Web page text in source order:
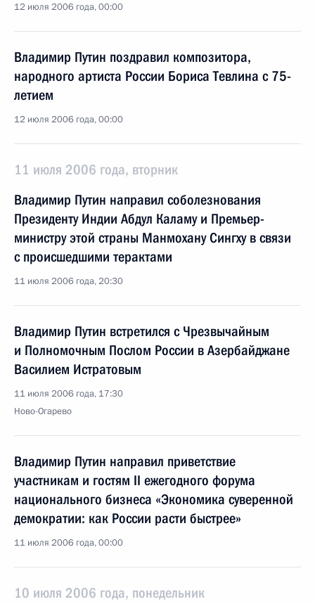
12 июля 2006 года, 00:00
Владимир Путин поздравил композитора,
народного артиста России Бориса Тевлина с 75-
летием
12 июля 2006 года, 00:00
11 июля 2006 года, вторник
Владимир Путин направил соболезнования
Президенту Индии Абдул Каламу и Премьер-
министру этой страны Манмохану Сингху в связи
с происшедшими терактами
11 июля 2006 года, 20:30
Владимир Путин встретился с Чрезвычайным
и Полномочным Послом России в Азербайджане
Василием Истратовым
11 июля 2006 года, 17:30
Ново-Огарево
Владимир Путин направил приветствие
участникам и гостям II ежегодного форума
национального бизнеса «Экономика суверенной
демократии: как России расти быстрее»
11 июля 2006 года, 00:00
10 июля 2006 года, понедельник